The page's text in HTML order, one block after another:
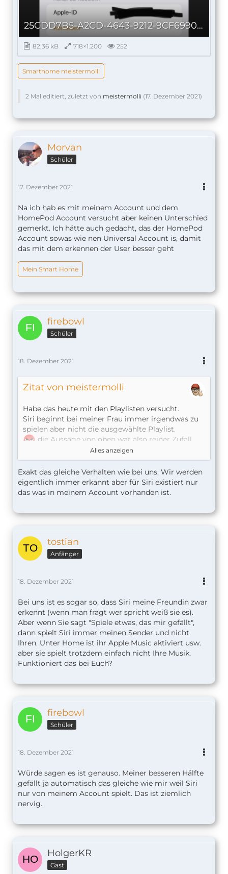
25CDD7B5-A2CD-4643-9212-9CF6990B49D8_autoscaled.jpg
82,36 kB 718×1.200 252
Smarthome meistermolli
2 Mal editiert, zuletzt von meistermolli (17. Dezember 2021)
Morvan
Schüler
17. Dezember 2021
Na ich hab es mit meinem Account und dem
HomePod Account versucht aber keinen Unterschied
gemerkt. Ich hätte auch gedacht, das der HomePod
Account sowas wie nen Universal Account is, damit
das mit dem erkennen der User besser geht
Mein Smart Home
firebowl
Schüler
18. Dezember 2021
Zitat von meistermolli
Habe das heute mit den Playlisten versucht.
Siri beginnt bei meiner Frau immer irgendwas zu
spielen aber nicht die ausgewählte Playlist.
die Aussage von oben war also reiner Zufall.
Und ich habe sie korrigiert.
Der 2. Multiuser kann nicht auf seine eigene Apple
Musik Mediathek zugreifen.
Ich spiele mal was mit der Einstellung hier rum,
Apple ID. Hat da schon jemand versucht
verschiedene Accounts auf den verschiedenen
HomePods anzuwenden?
Eigentlich erkennt er die Stimme meiner Frau,
zurück.
Alles anzeigen
Exakt das gleiche Verhalten wie bei uns. Wir werden
eigentlich immer erkannt aber für Siri existiert nur
das was in meinem Account vorhanden ist.
tostian
Anfänger
18. Dezember 2021
Bei uns ist es sogar so, dass Siri meine Freundin zwar
erkennt (wenn man fragt wer spricht weiß sie es).
Aber wenn Sie sagt "Spiele etwas, das mir gefällt",
dann spielt Siri immer meinen Sender und nicht
Ihren. Unter Home ist ihr Apple Music aktiviert usw.
aber sie spielt trotzdem einfach nicht Ihre Musik.
Funktioniert das bei Euch?
firebowl
Schüler
18. Dezember 2021
Würde sagen es ist genauso. Meiner besseren Hälfte
gefällt ja automatisch das gleiche wie mir weil Siri
nur von meinem Account spielt. Das ist ziemlich
nervig.
HolgerKR
Gast